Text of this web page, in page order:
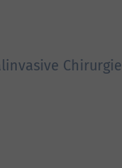
Chirurgie